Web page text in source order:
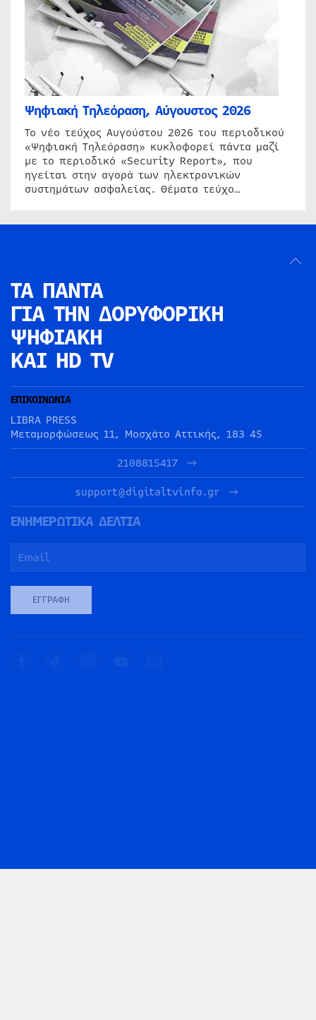
Ψηφιακή Τηλεόραση, Αύγουστος 2026
Το νέο τεύχος Αυγούστου 2026 του περιοδικού
«Ψηφιακή Τηλεόραση» κυκλοφορεί πάντα μαζί
με το περιοδικό «Security Report», που
ηγείται στην αγορά των ηλεκτρονικών
συστημάτων ασφαλείας. Θέματα τεύχο…
ΤΑ ΠΑΝΤΑ
ΓΙΑ ΤΗΝ ΔΟΡΥΦΟΡΙΚΗ
ΨΗΦΙΑΚΗ
ΚΑΙ HD TV
ΕΠΙΚΟΙΝΩΝΙΑ
LIBRA PRESS
Μεταμορφώσεως 11, Μοσχάτο Αττικής, 183 45
2108815417
support@digitaltvinfo.gr
ΕΝΗΜΕΡΩΤΙΚΑ ΔΕΛΤΙΑ
ΕΓΓΡΑΦΉ